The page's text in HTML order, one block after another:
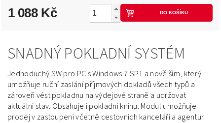
1 088 Kč
SNADNÝ POKLADNÍ SYSTÉM
Jednoduchý SW pro PC s Windows 7 SP1 a novějším, který
umožňuje ruční zaslání příjmových dokladů všech typů a
zároveň vést pokladnu na výdejové straně a udržovat
aktuální stav. Obsahuje i pokladní knihu. Modul umožňuje
prodej v zastoupení včetně cestovních kanceláří a agentur.